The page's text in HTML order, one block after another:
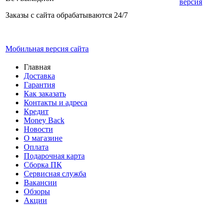
Заказы с сайта обрабатываются 24/7
Мобильная версия сайта
Главная
Доставка
Гарантия
Как заказать
Контакты и адреса
Кредит
Money Back
Новости
О магазине
Оплата
Подарочная карта
Сборка ПК
Сервисная служба
Вакансии
Обзоры
Акции